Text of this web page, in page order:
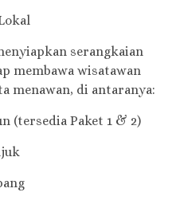
serangkaian
membawa wisatawan
menawan, di antaranya:
(tersedia Paket 1 & 2)